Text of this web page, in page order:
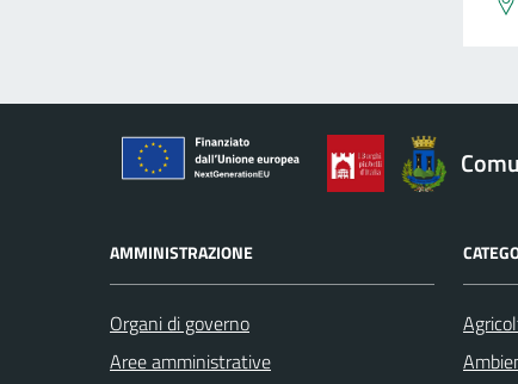
AMMINISTRAZIONE
Organi di governo
Aree amministrative